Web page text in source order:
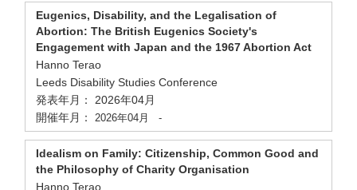
Eugenics, Disability, and the Legalisation of
Abortion: The British Eugenics Society's
Engagement with Japan and the 1967 Abortion Act
Hanno Terao
Leeds Disability Studies Conference
発表年月： 2026年04月
開催年月： 2026年04月 -
Idealism on Family: Citizenship, Common Good and
the Philosophy of Charity Organisation
Hanno Terao